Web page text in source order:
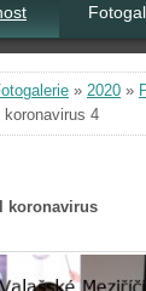
» 2020 »
4
koronavirus